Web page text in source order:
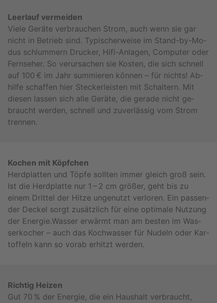
Leer­lauf ver­mei­den
Viele Ge­rä­te ver­brau­chen Strom, auch wenn sie gar
nicht in Be­trieb sind. Ty­pi­scher­wei­se im Stand-by-Mo­
dus schlum­mern Dru­cker, Hi­fi-An­la­gen, Com­pu­ter oder
Fern­se­her. So ver­ur­sa­chen sie Kos­ten, die sich schnell
auf 100 € im Jahr sum­mie­ren kön­nen – für nichts! Ab­
hil­fe schaf­fen hier Ste­cker­leis­ten mit Schal­tern. Mit
die­sen las­sen sich alle Ge­rä­te, die ge­ra­de nicht ge­
braucht wer­den, schnell und zu­ver­läs­sig vom Strom
tren­nen.
Ko­chen mit Köpf­chen
Herd­plat­ten und Töpfe soll­ten immer gleich groß sein.
Ist die Herd­plat­te nur 1 – 2 cm grö­ßer, geht bis zu
einem Drit­tel der Hitze un­ge­nutzt ver­lo­ren. Ein pas­sen­
der De­ckel sorgt zu­sätz­lich für eine op­ti­ma­le Nut­zung
der En­er­gie.Was­ser er­wärmt man am bes­ten im Was­
ser­ko­cher – auch das Koch­was­ser für Nu­deln oder Kar­
tof­feln kann so vorab er­hitzt wer­den.
Rich­tig Hei­zen
Gut 70 % der En­er­gie, die ein Haus­halt ver­braucht,